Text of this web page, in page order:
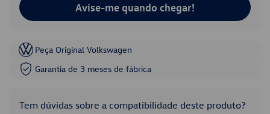
Avise-me quando chegar!
Peça Original Volkswagen
Garantia de 3 meses de fábrica
Tem dúvidas sobre a compatibilidade deste produto?